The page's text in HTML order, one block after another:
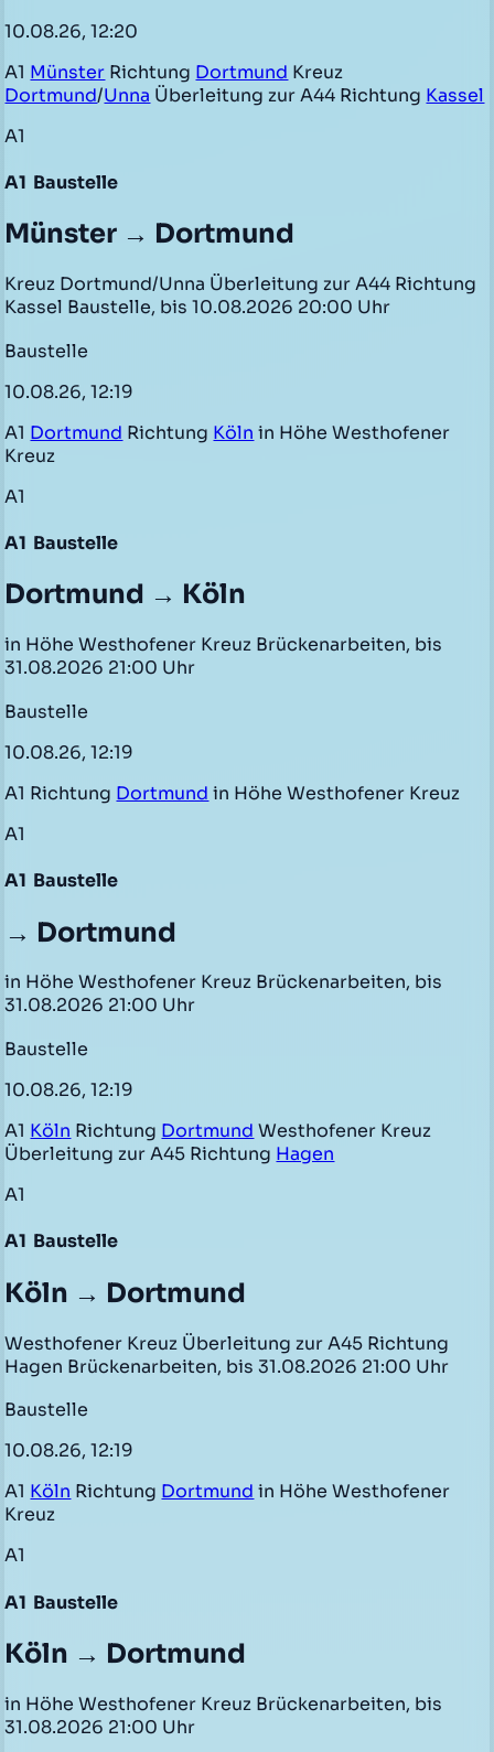
10.08.26, 12:20
A1 Münster Richtung Dortmund Kreuz
Dortmund/Unna Überleitung zur A44 Richtung Kassel
A1
A1 Baustelle
Münster → Dortmund
Kreuz Dortmund/Unna Überleitung zur A44 Richtung
Kassel Baustelle, bis 10.08.2026 20:00 Uhr
Baustelle
10.08.26, 12:19
A1 Dortmund Richtung Köln in Höhe Westhofener
Kreuz
A1
A1 Baustelle
Dortmund → Köln
in Höhe Westhofener Kreuz Brückenarbeiten, bis
31.08.2026 21:00 Uhr
Baustelle
10.08.26, 12:19
A1 Richtung Dortmund in Höhe Westhofener Kreuz
A1
A1 Baustelle
→ Dortmund
in Höhe Westhofener Kreuz Brückenarbeiten, bis
31.08.2026 21:00 Uhr
Baustelle
10.08.26, 12:19
A1 Köln Richtung Dortmund Westhofener Kreuz
Überleitung zur A45 Richtung Hagen
A1
A1 Baustelle
Köln → Dortmund
Westhofener Kreuz Überleitung zur A45 Richtung
Hagen Brückenarbeiten, bis 31.08.2026 21:00 Uhr
Baustelle
10.08.26, 12:19
A1 Köln Richtung Dortmund in Höhe Westhofener
Kreuz
A1
A1 Baustelle
Köln → Dortmund
in Höhe Westhofener Kreuz Brückenarbeiten, bis
31.08.2026 21:00 Uhr